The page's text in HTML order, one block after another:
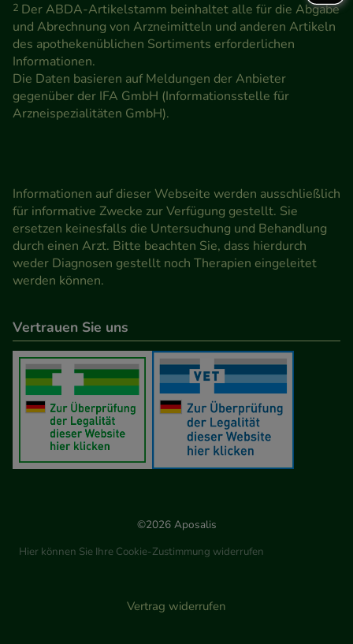
2 Der ABDA-Artikelstamm beinhaltet alle für die Abgabe
und Abrechnung von Arzneimitteln und anderen Artikeln
des apothekenüblichen Sortiments erforderlichen
Informationen.
Die Daten basieren auf Meldungen der Anbieter
gegenüber der IFA GmbH (Informationsstelle für
Arzneispezialitäten GmbH).
Informationen auf dieser Webseite werden ausschließlich
für informative Zwecke zur Verfügung gestellt. Sie
ersetzen keinesfalls die Untersuchung und Behandlung
durch einen Arzt. Bitte beachten Sie, dass hierdurch
weder Diagnosen gestellt noch Therapien eingeleitet
werden können.
Vertrauen Sie uns
©2026 Aposalis
Hier können Sie Ihre Cookie-Zustimmung widerrufen
Vertrag widerrufen